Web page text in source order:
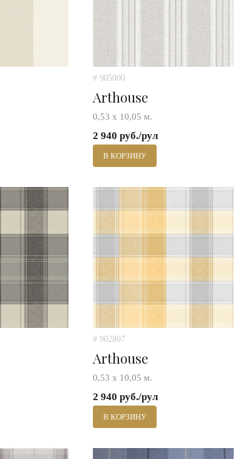
# 905000
Arthouse
0,53 х 10,05 м.
2 940 руб./рул
В КОРЗИНУ
# 902807
Arthouse
0,53 х 10,05 м.
2 940 руб./рул
В КОРЗИНУ